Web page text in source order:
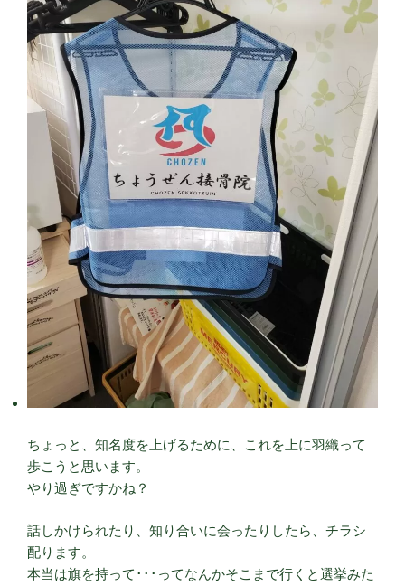
ちょっと、知名度を上げるために、これを上に羽織って
歩こうと思います。
やり過ぎですかね？
話しかけられたり、知り合いに会ったりしたら、チラシ
配ります。
本当は旗を持って･･･ってなんかそこまで行くと選挙みた